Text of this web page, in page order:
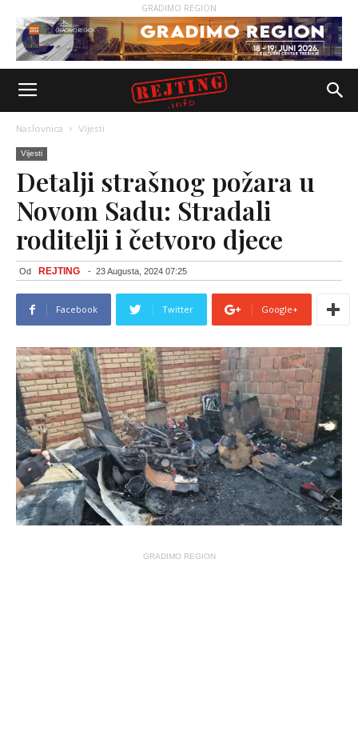
GRADIMO REGION
Naslovnica Vijesti
Vijesti
Detalji strašnog požara u
Novom Sadu: Stradali
roditelji i četvoro djece
Od REJTING - 23 Augusta, 2024 07:25
Facebook Twitter Google+
GRADIMO REGION